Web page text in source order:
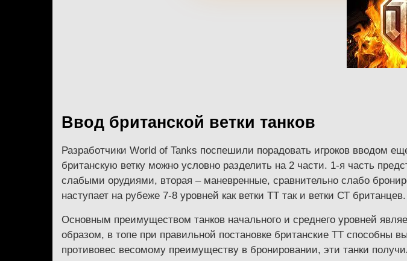
Ввод британской ветки танков
Разработчики World of Tanks поспешили порадовать игроков вводом
британскую ветку можно условно разделить на 2 части. 1-я часть
слабыми орудиями, вторая – маневренные, сравнительно слабо
наступает на рубеже 7-8 уровней как ветки ТТ так и ветки СТ британцев.
Основным преимуществом танков начального и среднего уровней
образом, в топе при правильной постановке британские ТТ способны
противовес весомому преимуществу в бронировании, эти танки